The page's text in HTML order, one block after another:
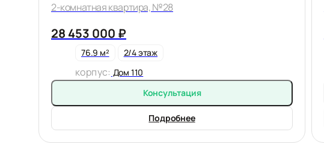
2-комнатная квартира, №28
28 453 000 ₽
76.9 м² 2/4 этаж
корпус: Дом 110
Консультация
Подробнее